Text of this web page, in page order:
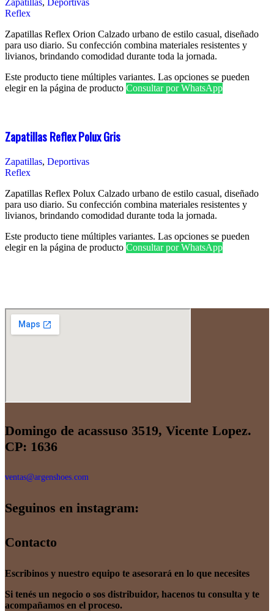
Reflex
Zapatillas Reflex Orion Calzado urbano de estilo casual, diseñado
para uso diario. Su confección combina materiales resistentes y
livianos, brindando comodidad durante toda la jornada.
Este producto tiene múltiples variantes. Las opciones se pueden
elegir en la página de producto Consultar por WhatsApp
Zapatillas Reflex Polux Gris
Zapatillas, Deportivas
Reflex
Zapatillas Reflex Polux Calzado urbano de estilo casual, diseñado
para uso diario. Su confección combina materiales resistentes y
livianos, brindando comodidad durante toda la jornada.
Este producto tiene múltiples variantes. Las opciones se pueden
elegir en la página de producto Consultar por WhatsApp
Domingo de acassuso 3519, Vicente Lopez.
CP: 1636
ventas@argenshoes.com
Seguinos en instagram:
Contacto
Escribinos y nuestro equipo te asesorará en lo que necesites
Si tenés un negocio o sos distribuidor, hacenos tu consulta y te
acompañamos en el proceso.